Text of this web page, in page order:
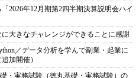
2026年12月期第2四半期決算説明会ハイ
大きなチャレンジができることに感謝
／データ分析を学んで副業・起業に
加開催）
・実務試験（徳丸基礎・実務試験）の